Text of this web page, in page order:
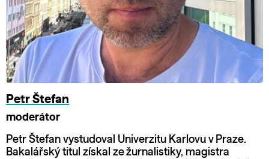
Petr Štefan
moderátor
Petr Štefan vystudoval Univerzitu Karlovu v Praze.
Bakalářský titul získal ze žurnalistiky, magistra